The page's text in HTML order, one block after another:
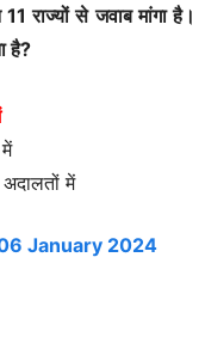
राज्यों से जवाब मांगा है।
है?
अदालतों में
January 2024